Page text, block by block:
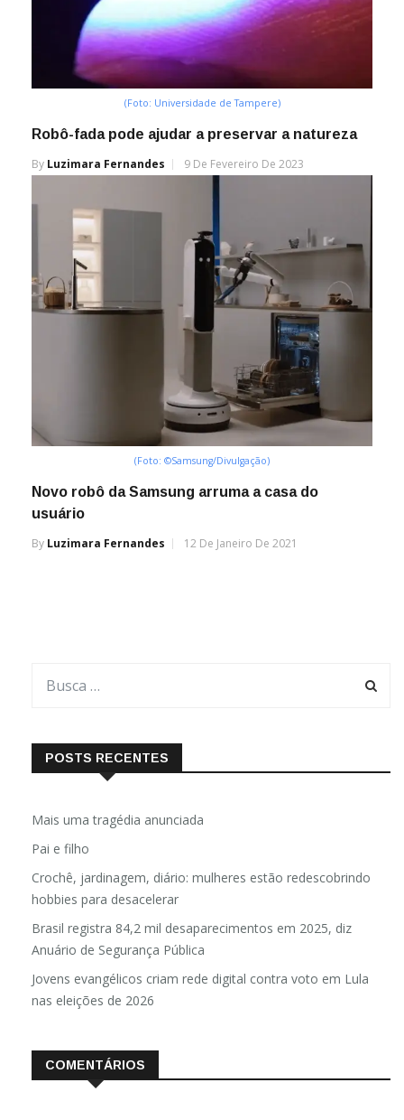
(Foto: Universidade de Tampere)
Robô-fada pode ajudar a preservar a natureza
By Luzimara Fernandes 9 De Fevereiro De 2023
(Foto: ©Samsung/Divulgação)
Novo robô da Samsung arruma a casa do
usuário
By Luzimara Fernandes 12 De Janeiro De 2021
POSTS RECENTES
Mais uma tragédia anunciada
Pai e filho
Crochê, jardinagem, diário: mulheres estão redescobrindo
hobbies para desacelerar
Brasil registra 84,2 mil desaparecimentos em 2025, diz
Anuário de Segurança Pública
Jovens evangélicos criam rede digital contra voto em Lula
nas eleições de 2026
COMENTÁRIOS